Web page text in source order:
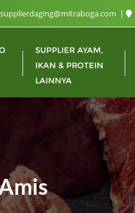
SUPPLIER AYAM,
IKAN & PROTEIN
LAINNYA